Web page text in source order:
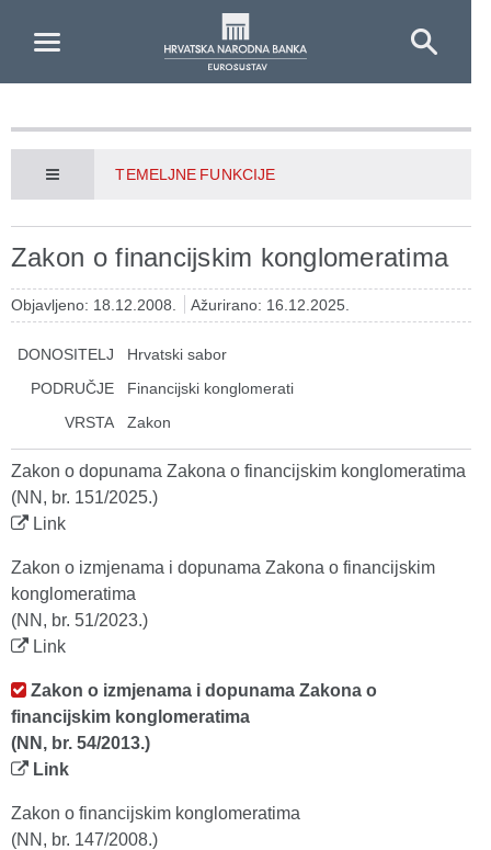
TEMELJNE FUNKCIJE
Zakon o financijskim konglomeratima
Objavljeno: 18.12.2008. Ažurirano: 16.12.2025.
DONOSITELJ
Hrvatski sabor
PODRUČJE
Financijski konglomerati
VRSTA
Zakon
Zakon o dopunama Zakona o financijskim konglomeratima
(NN, br. 151/2025.)
Link
Zakon o izmjenama i dopunama Zakona o financijskim
konglomeratima
(NN, br. 51/2023.)
Link
Zakon o izmjenama i dopunama Zakona o
financijskim konglomeratima
(NN, br. 54/2013.)
Link
Zakon o financijskim konglomeratima
(NN, br. 147/2008.)